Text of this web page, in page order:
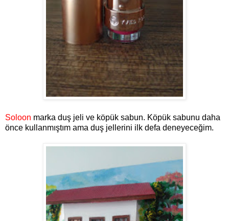
Soloon marka duş jeli ve köpük sabun. Köpük sabunu daha
önce kullanmıştım ama duş jellerini ilk defa deneyeceğim.